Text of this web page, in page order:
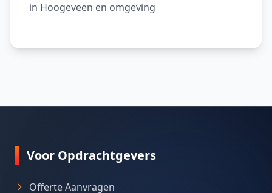
in Hoogeveen en omgeving
Voor Opdrachtgevers
Offerte Aanvragen